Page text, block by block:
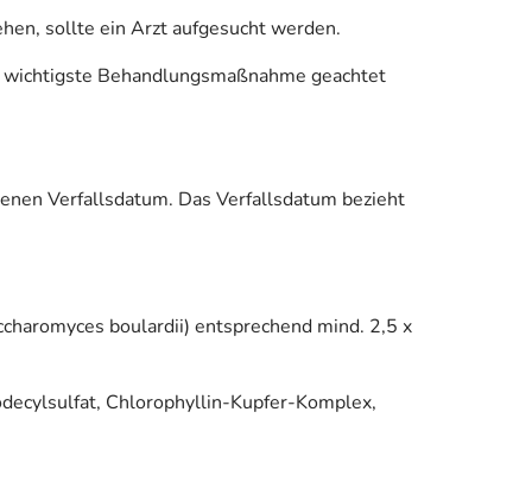
sollte ein Arzt aufgesucht werden.
Behandlungsmaßnahme geachtet
Verfallsdatum. Das Verfallsdatum bezieht
boulardii) entsprechend mind. 2,5 x
Chlorophyllin-Kupfer-Komplex,